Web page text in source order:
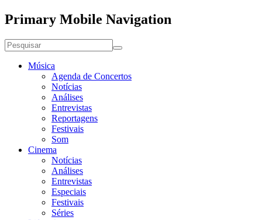
Primary Mobile Navigation
Música
Agenda de Concertos
Notícias
Análises
Entrevistas
Reportagens
Festivais
Som
Cinema
Notícias
Análises
Entrevistas
Especiais
Festivais
Séries